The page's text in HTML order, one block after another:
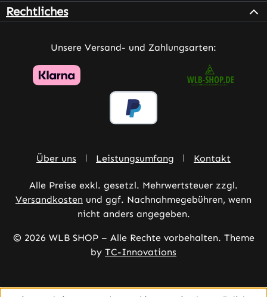
Rechtliches
Unsere Versand- und Zahlungsarten:
Über uns Leistungsumfang Kontakt
Alle Preise exkl. gesetzl. Mehrwertsteuer zzgl.
Versandkosten und ggf. Nachnahmegebühren, wenn
nicht anders angegeben.
© 2026 WLB SHOP – Alle Rechte vorbehalten. Theme
by TC-Innovations